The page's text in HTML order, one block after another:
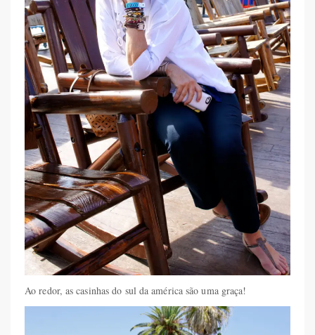
Ao redor, as casinhas do sul da américa são uma graça!